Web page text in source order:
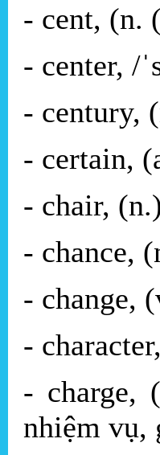
- cent, (n.
- center, /
- century,
- certain,
- chair,
- chance,
- change,
-
- charge,
nhiệm vụ,